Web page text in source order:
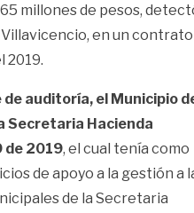
millones de pesos,
en un contrato
2019.
auditoría, el Municipio
Secretaria Hacienda
de 2019, el cual tenía como
de apoyo a la gestión a
de la Secretaria